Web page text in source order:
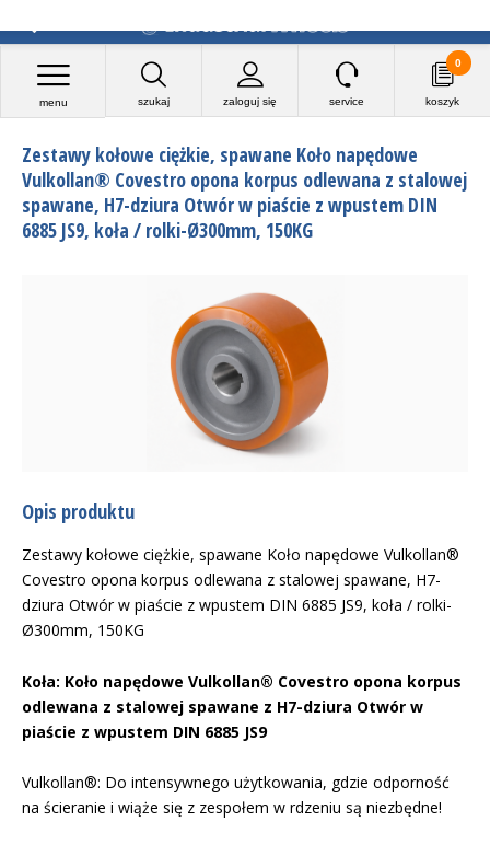
szukaj zaloguj się
menu service koszyk
0
Zestawy kołowe ciężkie, spawane Koło napędowe
Vulkollan® Covestro opona korpus odlewana z stalowej
spawane, H7-dziura Otwór w piaście z wpustem DIN
6885 JS9, koła / rolki-Ø300mm, 150KG
Opis produktu
Zestawy kołowe ciężkie, spawane Koło napędowe Vulkollan®
Covestro opona korpus odlewana z stalowej spawane, H7-
dziura Otwór w piaście z wpustem DIN 6885 JS9, koła / rolki-
Ø300mm, 150KG
Koła: Koło napędowe Vulkollan® Covestro opona korpus
odlewana z stalowej spawane z H7-dziura Otwór w
piaście z wpustem DIN 6885 JS9
Vulkollan®: Do intensywnego użytkowania, gdzie odporność
na ścieranie i wiąże się z zespołem w rdzeniu są niezbędne!